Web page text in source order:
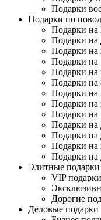
Подарки
Подарки по
Подарки на
Подарки на
Подарки на
Подарки на
Подарки на
Подарки на
Подарки на
Подарки на
Подарки
Подарки на
Подарки на
Подарки на
Подарки на
Элитные
VIP подарки
Дорогие
Деловые подарки